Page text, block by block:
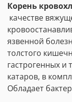
Корень
качестве
язвенной
толстого
гастрогенных и
катаров, в
Обладает